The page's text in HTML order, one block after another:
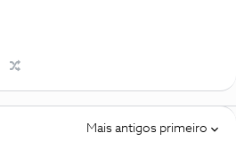
Mais antigos primeiro